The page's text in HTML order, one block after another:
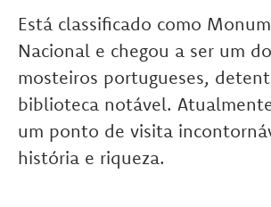
Está classificado como
Nacional e chegou a ser um
mosteiros portugueses,
biblioteca notável.
um ponto de visita
história e riqueza.